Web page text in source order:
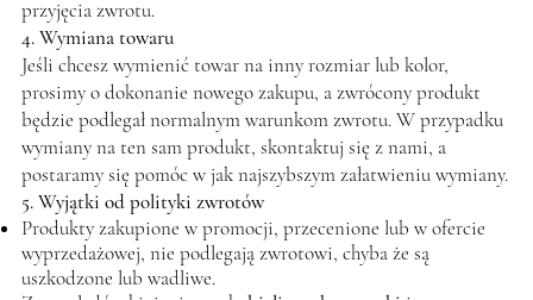
przyjęcia zwrotu.
4. Wymiana towaru
Jeśli chcesz wymienić towar na inny rozmiar lub kolor,
prosimy o dokonanie nowego zakupu, a zwrócony produkt
będzie podlegał normalnym warunkom zwrotu. W przypadku
wymiany na ten sam produkt, skontaktuj się z nami, a
postaramy się pomóc w jak najszybszym załatwieniu wymiany.
5. Wyjątki od polityki zwrotów
Produkty zakupione w promocji, przecenione lub w ofercie
wyprzedażowej, nie podlegają zwrotowi, chyba że są
uszkodzone lub wadliwe.